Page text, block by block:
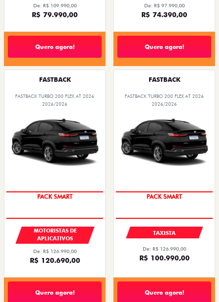
De: R$ 109.990,00
R$ 79.990,00
Quero agora!
De: R$ 97.990,00
R$ 74.390,00
Quero agora!
FASTBACK
FASTBACK TURBO 200 FLEX AT 2026
2026/2026
PACK SMART
MOTORISTAS DE
APLICATIVOS
De: R$ 126.990,00
R$ 120.690,00
Quero agora!
FASTBACK
FASTBACK TURBO 200 FLEX AT 2026
2026/2026
PACK SMART
TAXISTA
De: R$ 126.990,00
R$ 100.990,00
Quero agora!